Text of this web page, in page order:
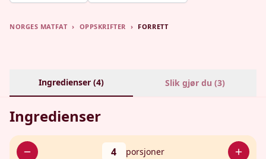
NORGES MATFAT › OPPSKRIFTER › FORRETT
Ingredienser (4) Slik gjør du (3)
Ingredienser
4 porsjoner